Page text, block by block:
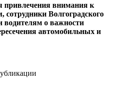
привлечения внимания к
сотрудники Волгоградского
о важности
автомобильных и